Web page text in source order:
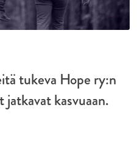
tukeva Hope ry:n
kasvuaan.